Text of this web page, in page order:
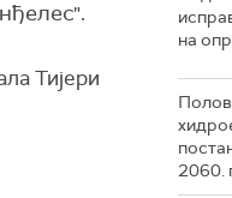
Тијери
на
2060.